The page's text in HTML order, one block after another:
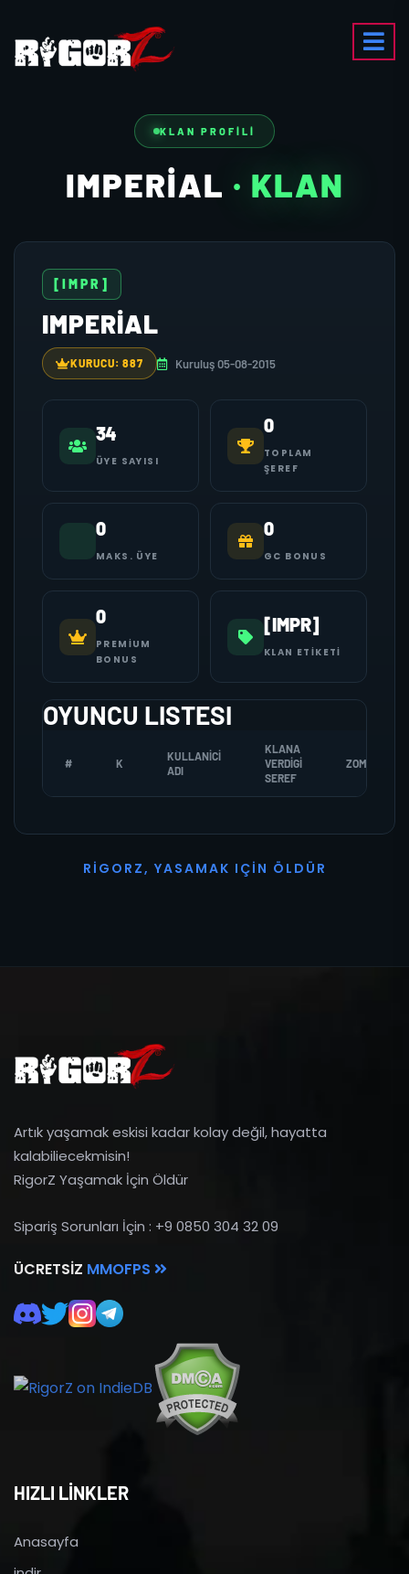
KLAN PROFILI
IMPERIAL · KLAN
[IMPR]
IMPERIAL
KURUCU: 887 Kuruluş 05-08-2015
34
ÜYE SAYISI
0
TOPLAM
ŞEREF
0
MAKS. ÜYE
0
GC BONUS
0
PREMIUM
BONUS
[IMPR]
KLAN ETIKETI
OYUNCU LISTESI
# K
KULLANICI
ADI
KLANA
VERDIGI
SEREF
ZOMBI
R I G O R Z, YASAMAK I ÇI N Ö L D Ü R
Artık yaşamak eskisi kadar kolay değil, hayatta
kalabiliecekmisin!
RigorZ Yaşamak İçin Öldür
Sipariş Sorunları İçin : +9 0850 304 32 09
ÜCRETSIZ MMOFPS
HIZLI LİNKLER
Anasayfa